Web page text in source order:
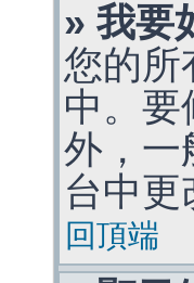
» 我要
您的所
中。要
外，一
台中更
回頂端